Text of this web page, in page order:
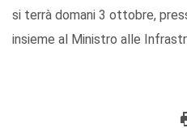
si terrà domani 3 ottobre,
insieme al Ministro alle